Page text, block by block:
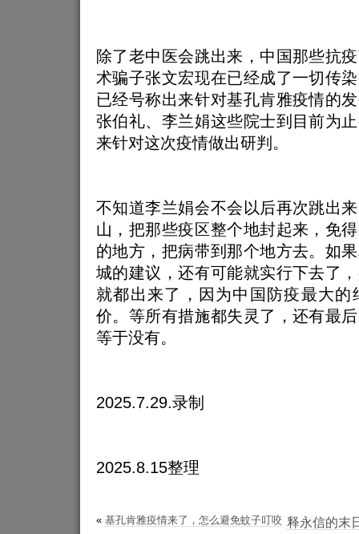
除了老中医会跳出来，中国那些抗
术骗子张文宏现在已经成了一切传
已经号称出来针对基孔肯雅疫情的
张伯礼、李兰娟这些院士到目前为
来针对这次疫情做出研判。
不知道李兰娟会不会以后再次跳出
山，把那些疫区整个地封起来，免
的地方，把病带到那个地方去。如
城的建议，还有可能就实行下去了
就都出来了，因为中国防疫最大的
价。等所有措施都失灵了，还有最
等于没有。
2025.7.29.录制
2025.8.15整理
« 基孔肯雅疫情来了，怎么避免蚊子叮咬 释永信的末